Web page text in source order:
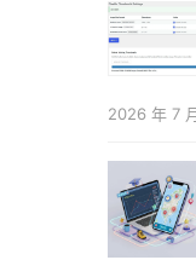
2026 年 7